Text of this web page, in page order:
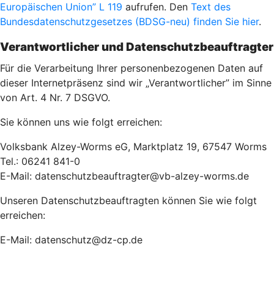
Europäischen Union” L 119 aufrufen. Den Text des
Bundesdatenschutzgesetzes (BDSG-neu) finden Sie hier.
Verantwortlicher und Datenschutzbeauftragter
Für die Verarbeitung Ihrer personenbezogenen Daten auf
dieser Internetpräsenz sind wir „Verantwortlicher” im Sinne
von Art. 4 Nr. 7 DSGVO.
Sie können uns wie folgt erreichen:
Volksbank Alzey-Worms eG, Marktplatz 19, 67547 Worms
Tel.: 06241 841-0
E-Mail: datenschutzbeauftragter@vb-alzey-worms.de
Unseren Datenschutzbeauftragten können Sie wie folgt
erreichen:
E-Mail: datenschutz@dz-cp.de